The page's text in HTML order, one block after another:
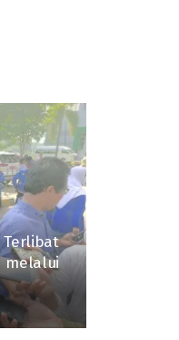
Terlibat
melalui